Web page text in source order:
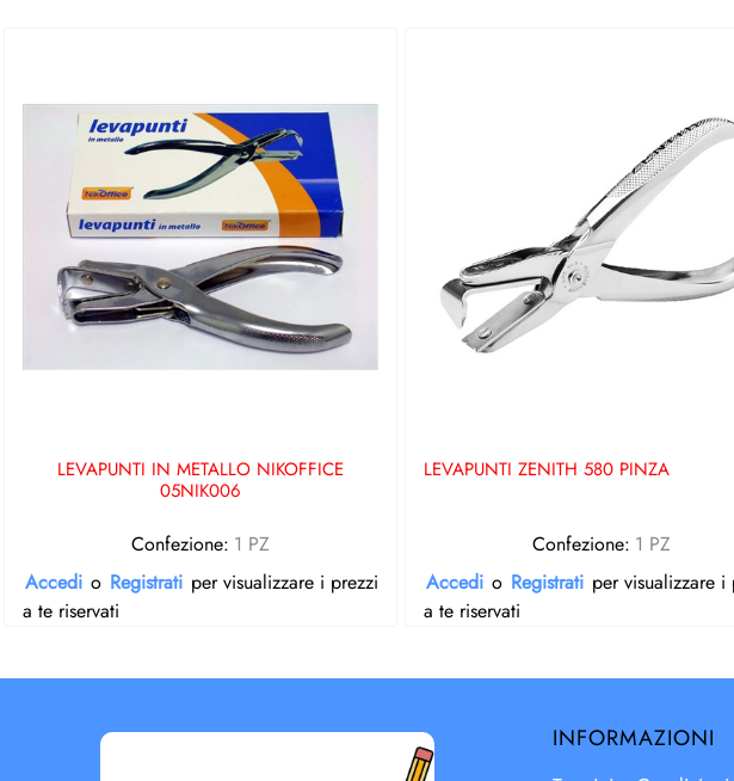
LEVAPUNTI IN METALLO NIKOFFICE
05NIK006
Confezione: 1 PZ
Accedi o Registrati per visualizzare i prezzi
a te riservati
LEVAPUNTI ZENITH 580 PINZA
Confezione: 1 PZ
Accedi o Registrati per visualizzare i
a te riservati
INFORMAZIONI